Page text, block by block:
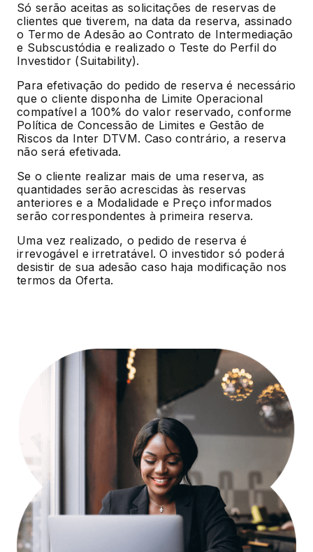
Só serão aceitas as solicitações de reservas de
clientes que tiverem, na data da reserva, assinado
o Termo de Adesão ao Contrato de Intermediação
e Subscustódia e realizado o Teste do Perfil do
Investidor (Suitability).
Para efetivação do pedido de reserva é necessário
que o cliente disponha de Limite Operacional
compatível a 100% do valor reservado, conforme
Política de Concessão de Limites e Gestão de
Riscos da Inter DTVM. Caso contrário, a reserva
não será efetivada.
Se o cliente realizar mais de uma reserva, as
quantidades serão acrescidas às reservas
anteriores e a Modalidade e Preço informados
serão correspondentes à primeira reserva.
Uma vez realizado, o pedido de reserva é
irrevogável e irretratável. O investidor só poderá
desistir de sua adesão caso haja modificação nos
termos da Oferta.